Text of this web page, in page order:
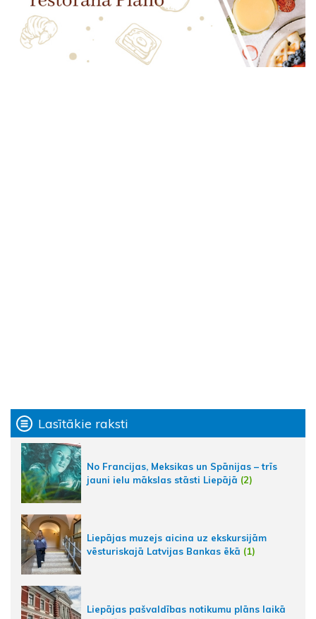
Lasītākie raksti
No Francijas, Meksikas un Spānijas – trīs
jauni ielu mākslas stāsti Liepājā (2)
Liepājas muzejs aicina uz ekskursijām
vēsturiskajā Latvijas Bankas ēkā (1)
Liepājas pašvaldības notikumu plāns laikā